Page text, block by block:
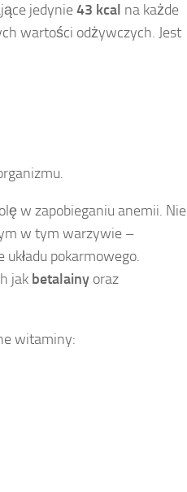
jedynie43 kcal na każde
wartości odżywczych. Jest
w zapobieganiu anemii. Nie
w tym warzywie –
pokarmowego.
jak betalainy oraz
witaminy: